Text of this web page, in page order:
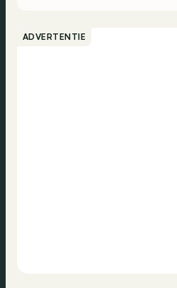
ADVERTENTIE